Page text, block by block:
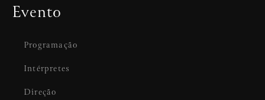
Evento
Programação
Intérpretes
Direção